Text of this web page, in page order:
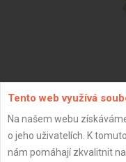
ZPĚT
Aktualizováno z
Tento web využívá
Na našem webu
o jeho uživatelích. K
nám pomáhají zkvalitnit